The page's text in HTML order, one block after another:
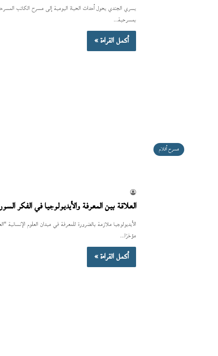
مسرح أفلام
بمسرحية…
أكمل القراءة »
العلاقة بين المعرفة والأيديولوجيا في الفكر
الأيديولوجيا ملازمة بالضرورة للمعرفة في ميدان العلوم
مؤخرًا…
أكمل القراءة »